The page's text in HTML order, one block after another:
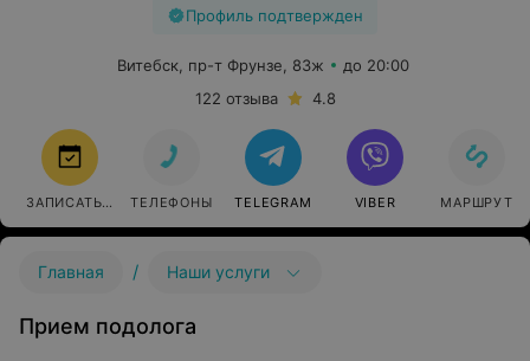
Профиль подтвержден
Витебск, пр-т Фрунзе, 83ж
до 20:00
122 отзыва
4.8
ЗАПИСАТЬСЯ ТЕЛЕФОНЫ TELEGRAM VIBER МАРШРУТ
Главная / Наши услуги
Прием подолога